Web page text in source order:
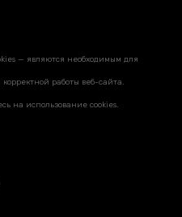
— являются необходимым для
работы веб-сайта.
на использование cookies.